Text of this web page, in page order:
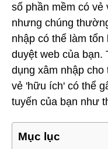
số phần mềm có
nhưng chúng
nhập có thể làm
duyệt web của bạn.
dụng xâm nhập
vẻ 'hữu ích' có thể
tuyến của bạn như
Mục lục